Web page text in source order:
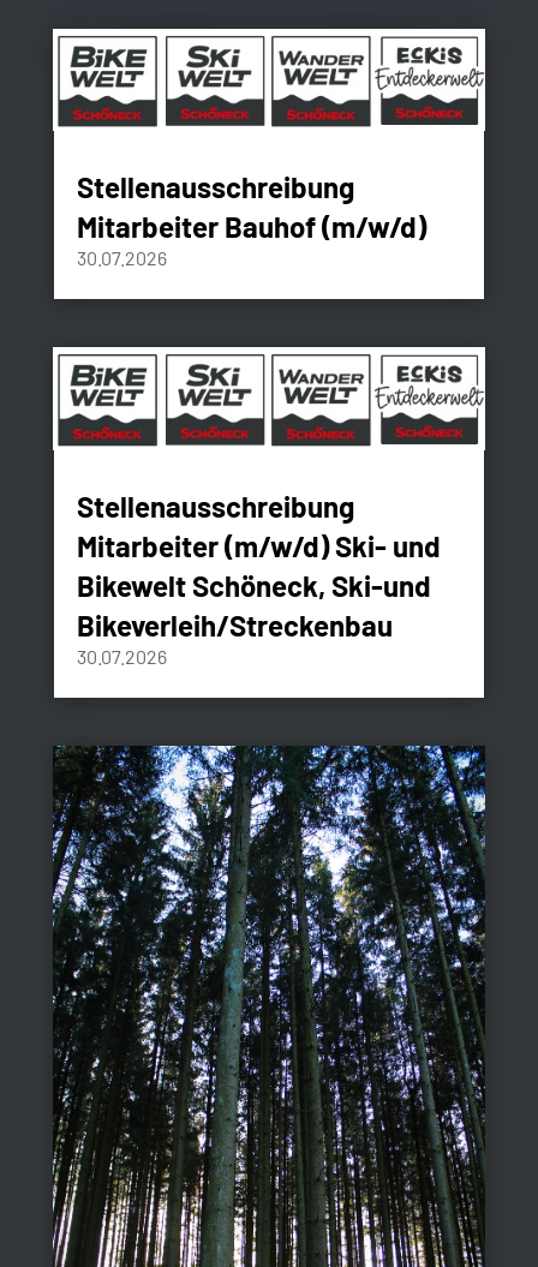
Stellenausschreibung
Mitarbeiter Bauhof (m/w/d)
30.07.2026
Stellenausschreibung
Mitarbeiter (m/w/d) Ski- und
Bikewelt Schöneck, Ski-und
Bikeverleih/Streckenbau
30.07.2026